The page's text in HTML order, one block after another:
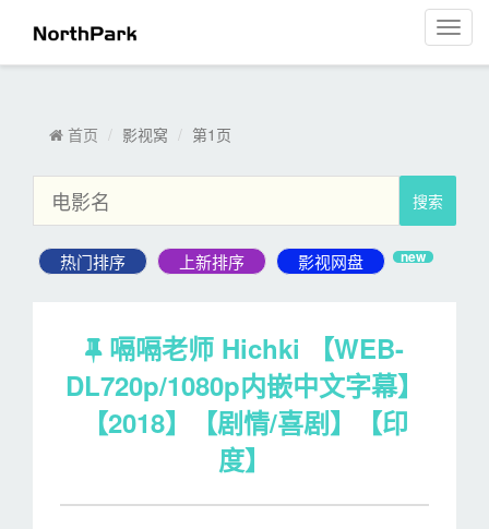
菜
单
首页 影视窝 第1页
new
嗝嗝老师 Hichki 【WEB-
DL720p/1080p内嵌中文字幕】
【2018】【剧情/喜剧】【印
度】